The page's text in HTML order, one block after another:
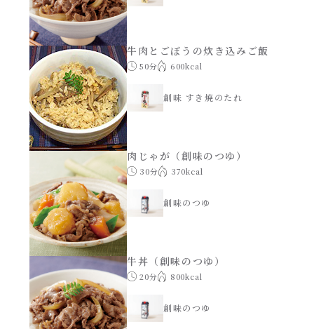
牛肉とごぼうの炊き込みご飯
50分 600kcal
創味 すき焼のたれ
肉じゃが（創味のつゆ）
30分 370kcal
創味のつゆ
牛丼（創味のつゆ）
20分 800kcal
創味のつゆ